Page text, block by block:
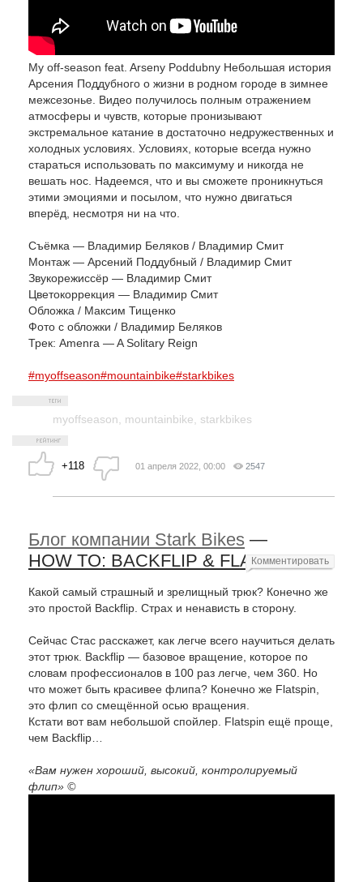
My off-season feat. Arseny Poddubny Небольшая история
Арсения Поддубного о жизни в родном городе в зимнее
межсезонье. Видео получилось полным отражением
атмосферы и чувств, которые пронизывают
экстремальное катание в достаточно недружественных и
холодных условиях. Условиях, которые всегда нужно
стараться использовать по максимуму и никогда не
вешать нос. Надеемся, что и вы сможете проникнуться
этими эмоциями и посылом, что нужно двигаться
вперёд, несмотря ни на что.
Съёмка — Владимир Беляков / Владимир Смит
Монтаж — Арсений Поддубный / Владимир Смит
Звукорежиссёр — Владимир Смит
Цветокоррекция — Владимир Смит
Обложка / Максим Тищенко
Фото с обложки / Владимир Беляков
Трек: Amenra — A Solitary Reign
#myoffseason#mountainbike#starkbikes
myoffseason mountainbike starkbikes
+118 01 апреля 2022, 00:00 2547
Блог компании Stark Bikes —
HOW TO: BACKFLIP & FLATSPIN
Какой самый страшный и зрелищный трюк? Конечно же
это простой Backflip. Страх и ненависть в сторону.
Сейчас Стас расскажет, как легче всего научиться делать
этот трюк. Backflip — базовое вращение, которое по
словам профессионалов в 100 раз легче, чем 360. Но
что может быть красивее флипа? Конечно же Flatspin,
это флип со смещённой осью вращения.
Кстати вот вам небольшой спойлер. Flatspin ещё проще,
чем Backflip…
«Вам нужен хороший, высокий, контролируемый
флип» ©
Комментировать